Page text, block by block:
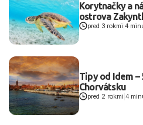
Korytnačky a
ostrova
pred 3 rokmi 4
Tipy od Idem
Chorvátsku
pred 2 rokmi 4